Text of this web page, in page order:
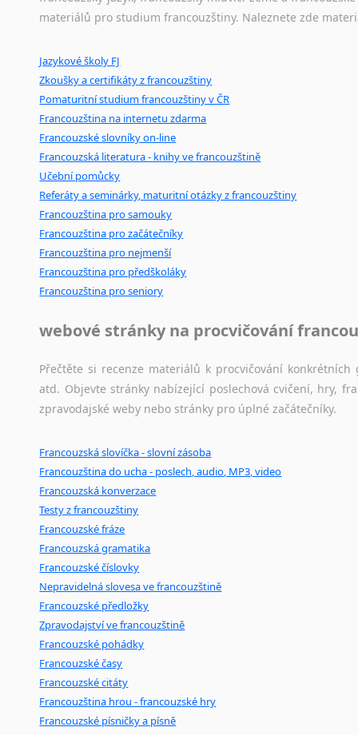
Amharština
Arabština
Arménština
Avarština
Azerbajdžánština
Bambarština
Bantuské jazyky
Barmština
Baskičtina
Běloruština
Bengálština
Bosenština
Bulharština
Burjatština
Čečenština
Černohorština
Dánština
Darí
Faerština
Fidžijština
Filipínské jazyky
Finština
Fulbština
Gaelština
Gruzínština
Hebrejština
Hindština
Chorvatština
Indonéština
Irština
Islandština
Mix pomůcek, jež
poradny a pravidla pravopisu nebo
materiálů pro studium francouzštiny. Naleznete zde
Jazykové školy FJ
Zkoušky a certifikáty z francouzštiny
Pomaturitní studium francouzštiny v ČR
Francouzština na internetu zdarma
Francouzské slovníky on-line
Francouzská literatura - knihy ve francouzštině
Učební pomůcky
Referáty a seminárky, maturitní otázky z francouzštiny
Francouzština pro samouky
Francouzština pro začátečníky
Francouzština pro nejmenší
Francouzština pro předškoláky
Francouzština pro seniory
webové stránky na procvičování
Přečtěte si recenze materiálů k procvičování
atd. Objevte stránky nabízející poslechová cvičení, hry,
zpravodajské weby nebo stránky pro úplné začátečníky.
Francouzská slovíčka - slovní zásoba
Francouzština do ucha - poslech, audio, MP3, video
Francouzská konverzace
Testy z francouzštiny
Francouzské fráze
Francouzská gramatika
Francouzské číslovky
Nepravidelná slovesa ve francouzštině
Francouzské předložky
Zpravodajství ve francouzštině
Francouzské pohádky
Francouzské časy
Francouzské citáty
Francouzština hrou - francouzské hry
Francouzské písničky a písně